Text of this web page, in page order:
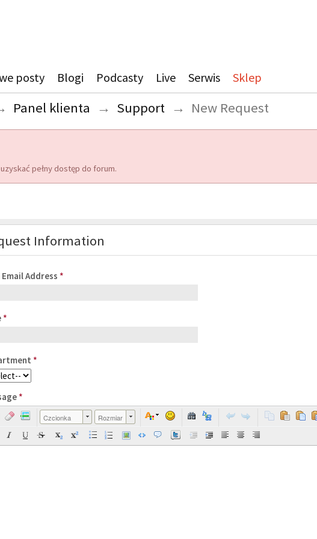
posty Blogi Podcasty Live Serwis Sklep
Panel klienta → Support → New Request
pełny dostęp do forum.
Information
Email Address *
*
*
*
Czcionka Rozmiar